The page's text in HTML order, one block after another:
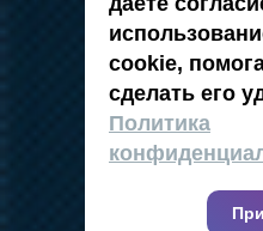
политика в
cookie,
сделать его
Политика